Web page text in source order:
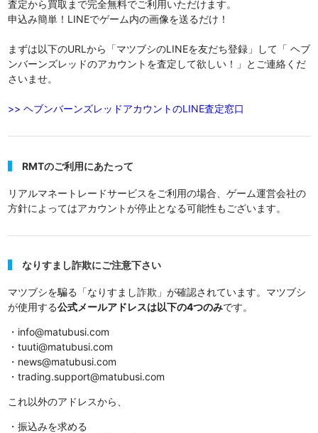
査定から買取まで完全無料でご利用いただけます。
申込み簡単！LINEでゲーム内の画像を送るだけ！
まずは以下のURLから「マツブシのLINEを友だち登録」して「 ヘブ
ンバーンズレッドのアカウントを査定して欲しい！」とご連絡くだ
さいませ。
>> ヘブンバーンズレッドアカウントのLINE査定窓口
RMTのご利用にあたって
リアルマネートレードサービスをご利用の場合、ゲーム運営会社の
方針によってはアカウントが停止となる可能性もございます。
なりすまし詐欺にご注意下さい
マツブシを騙る「なりすまし詐欺」が確認されています。マツブシ
が使用する公式メールアドレスは以下の4つのみです。
・info@matubusi.com
・tuuti@matubusi.com
・news@matubusi.com
・trading.support@matubusi.com
これ以外のアドレスから、
・振込みを求める